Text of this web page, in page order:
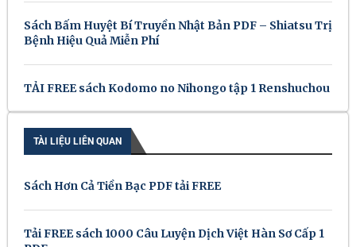
Sách Bấm Huyệt Bí Truyền Nhật Bản PDF – Shiatsu Trị
Bệnh Hiệu Quả Miễn Phí
TẢI FREE sách Kodomo no Nihongo tập 1 Renshuchou
TÀI LIỆU LIÊN QUAN
Sách Hơn Cả Tiền Bạc PDF tải FREE
Tải FREE sách 1000 Câu Luyện Dịch Việt Hàn Sơ Cấp 1